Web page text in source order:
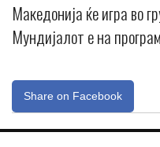
Македонија ќе игра во
Мундијалот е на
Share on Facebook